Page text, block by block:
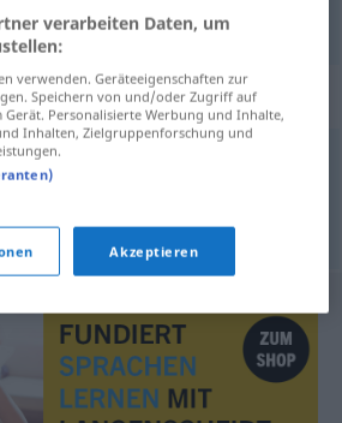
für "Regenrinne"
verarbeiten Daten, um
verwenden. Geräteeigenschaften zur
Speichern von und/oder Zugriff auf
Personalisierte Werbung und Inhalte,
Inhalten, Zielgruppenforschung und
Akzeptieren